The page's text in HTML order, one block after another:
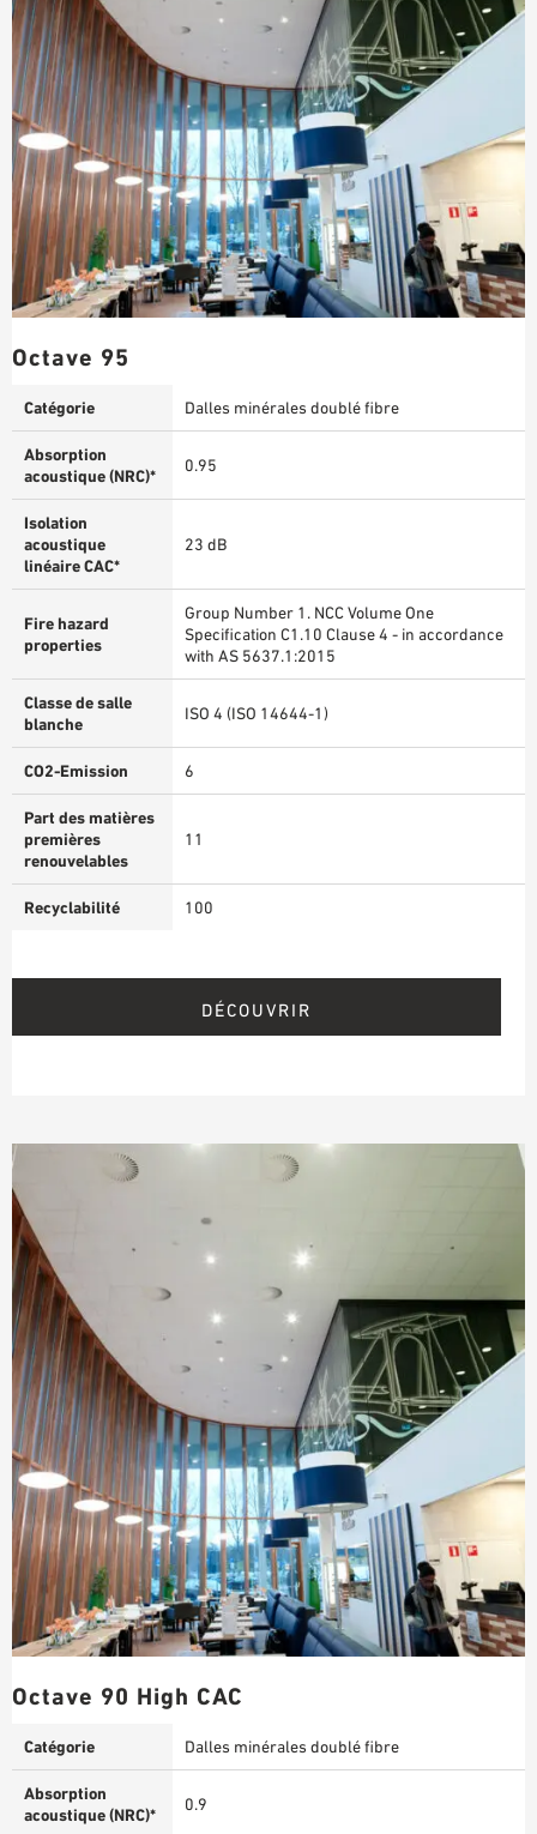
Octave 95
Catégorie Dalles minérales doublé fibre
Absorption
acoustique (NRC)*
0.95
Isolation
acoustique
linéaire CAC*
23 dB
Fire hazard
properties
Group Number 1. NCC Volume One
Specification C1.10 Clause 4 - in accordance
with AS 5637.1:2015
Classe de salle
blanche
ISO 4 (ISO 14644-1)
CO2-Emission 6
Part des matières
premières
renouvelables
11
Recyclabilité 100
DÉCOUVRIR
Octave 90 High CAC
Catégorie Dalles minérales doublé fibre
Absorption
acoustique (NRC)*
0.9